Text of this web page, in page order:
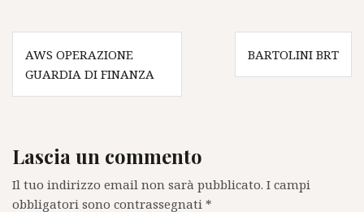
Navigazione
articoli
AWS OPERAZIONE
GUARDIA DI FINANZA
BARTOLINI BRT
Lascia un commento
Il tuo indirizzo email non sarà pubblicato. I campi
obbligatori sono contrassegnati *